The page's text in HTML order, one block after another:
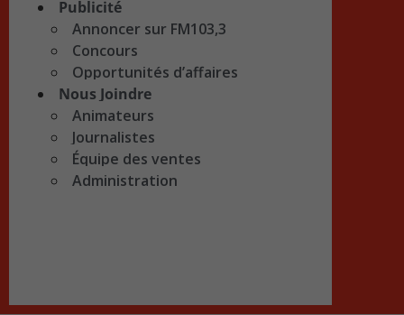
Publicité
Annoncer sur FM103,3
Concours
Opportunités d’affaires
Nous Joindre
Animateurs
Journalistes
Équipe des ventes
Administration